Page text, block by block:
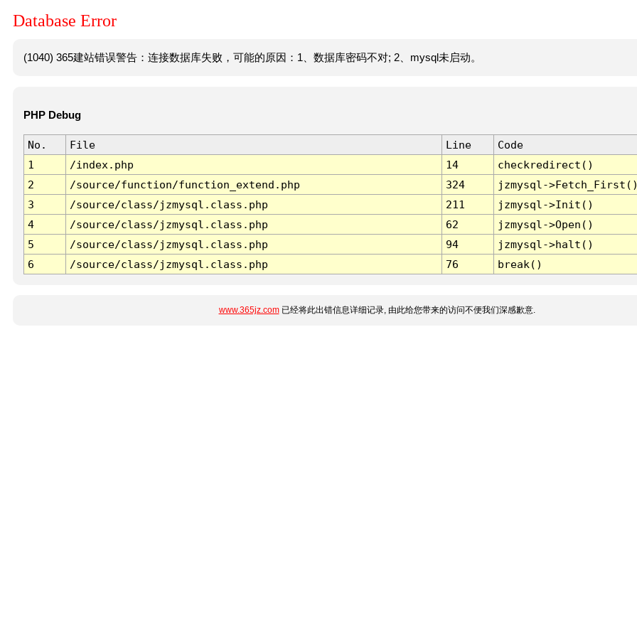
Database Error
(1040) 365建站错误警告：连接数据库失败，可能的原因：1、数据库密码不对; 2、mysql未启动。
PHP Debug
No. File Line
Code
1
/index.php 14
checkredirect()
2
/source/function/function_extend.php 324
jzmysql-
3
/source/class/jzmysql.class.php 211
jzmysql->Init()
4
/source/class/jzmysql.class.php 62
jzmysql->Open()
5
/source/class/jzmysql.class.php 94
jzmysql->halt()
6
/source/class/jzmysql.class.php 76 break()
www.365jz.com已经将此出错信息详细记录, 由此给您带来的访问不便我们深感歉意.